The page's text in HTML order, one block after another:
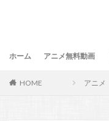
ホーム アニメ無料動画
HOME アニメ